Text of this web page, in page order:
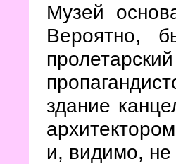
Музей
Вероятно,
здание
и, видимо, не